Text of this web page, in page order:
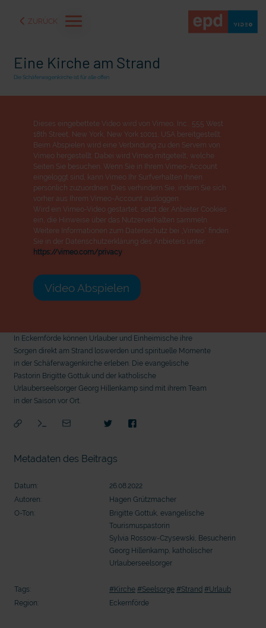
ZURÜCK
oder "Deppen der "Wir bauen Cherson wieder auf" - Optimismus in der
Seelsorge für Trucker: "Könige der
Landstraße" oder "Deppen der Nation"?
"Wir bauen Cherson wieder auf" -
in der Ukraine
Eine Kirche am Strand
Die Schäferwagenkirche ist für alle offen
Dieses eingebettete Video wird von Vimeo, Inc., 555 West
18th Street, New York, New York 10011, USA bereitgestellt.
Beim Abspielen wird eine Verbindung zu den Servern von
Vimeo hergestellt. Dabei wird Vimeo mitgeteilt, welche
Seiten Sie besuchen. Wenn Sie in Ihrem Vimeo-Account
eingeloggt sind, kann Vimeo Ihr Surfverhalten Ihnen
persönlich zuzuordnen. Dies verhindern Sie, indem Sie sich
vorher aus Ihrem Vimeo-Account ausloggen.
Wird ein Vimeo-Video gestartet, setzt der Anbieter Cookies
ein, die Hinweise über das Nutzerverhalten sammeln.
Weitere Informationen zum Datenschutz bei „Vimeo“ finden
Sie in der Datenschutzerklärung des Anbieters unter:
https://vimeo.com/privacy
Video Abspielen
In Eckernförde können Urlauber und Einheimische ihre
Sorgen direkt am Strand loswerden und spirituelle Momente
in der Schäferwagenkirche erleben. Die evangelische
Pastorin Brigitte Gottuk und der katholische
Urlauberseelsorger Georg Hillenkamp sind mit ihrem Team
in der Saison vor Ort.
Metadaten des Beitrags
Datum:
26.08.2022
Autoren:
Hagen Grützmacher
O-Ton:
Brigitte Gottuk, evangelische
Tourismuspastorin
Sylvia Rossow-Czysewski, Besucherin
Georg Hillenkamp, katholischer
Urlauberseelsorger
Tags: #Kirche #Seelsorge #Strand #Urlaub
Region:
Eckernförde